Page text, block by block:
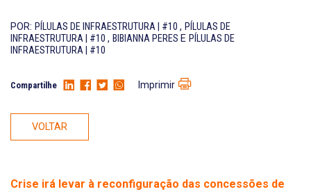
Localização
POR: PÍLULAS DE INFRAESTRUTURA | #10 , PÍLULAS DE
INFRAESTRUTURA | #10 , BIBIANNA PERES E PÍLULAS DE
INFRAESTRUTURA | #10
Compartilhe Imprimir
VOLTAR
Crise irá levar à reconfiguração das concessões de